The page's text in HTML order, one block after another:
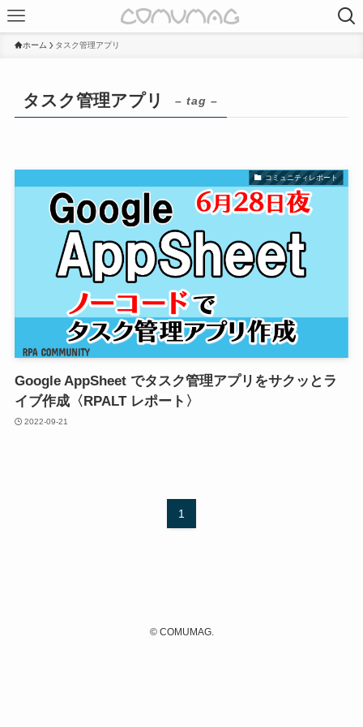
ホーム タスク管理アプリ
タスク管理アプリ – tag –
コミュニティレポート
Google AppSheet でタスク管理アプリをサクッとラ
イブ作成〈RPALT レポート〉
2022-09-21
1
©COMUMAG.